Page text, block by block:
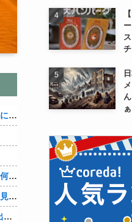
織田信雄って、「織田信雄はバカ」と歴史に書かれているが今まで家が残っているんでバカではないよな？
３～１５世紀に文明が発展しなかったのは何故か？
なぜ本能寺の変で織田信長の遺体（骨）は見つからなかったのか
【4/4】「今日は早く帰ります」と言って出て行く妻が、何ヶ月ぶりだろう、見送る私に振り返って手を振っている。罪のなせる気持ちの表れなのか。今日の午後調査員から連絡が入る…